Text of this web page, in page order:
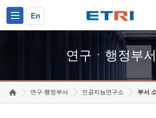
En
연구ㆍ행정부서
연구·행정부서 인공지능연구소 부서